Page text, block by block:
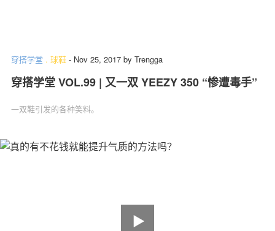
穿搭学堂 . 球鞋 - Nov 25, 2017 by Trengga
穿搭学堂 VOL.99 | 又一双 YEEZY 350 “惨遭毒手”
一双鞋引发的各种笑料。